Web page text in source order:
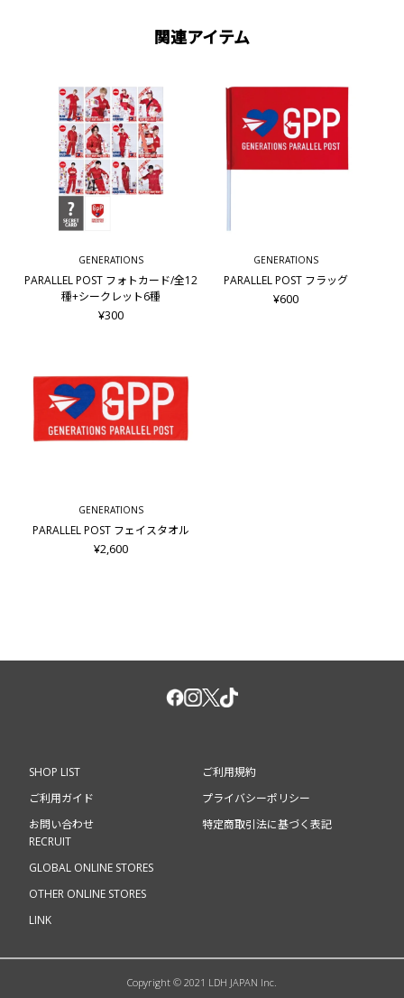
関連アイテム
GENERATIONS
PARALLEL POST フォトカード/全12
種+シークレット6種
¥300
GENERATIONS
PARALLEL POST フラッグ
¥600
GENERATIONS
PARALLEL POST フェイスタオル
¥2,600
SHOP LIST
ご利用ガイド
お問い合わせ
ご利用規約
プライバシーポリシー
特定商取引法に基づく表記
RECRUIT
GLOBAL ONLINE STORES
OTHER ONLINE STORES
LINK
Copyright © 2021 LDH JAPAN Inc.